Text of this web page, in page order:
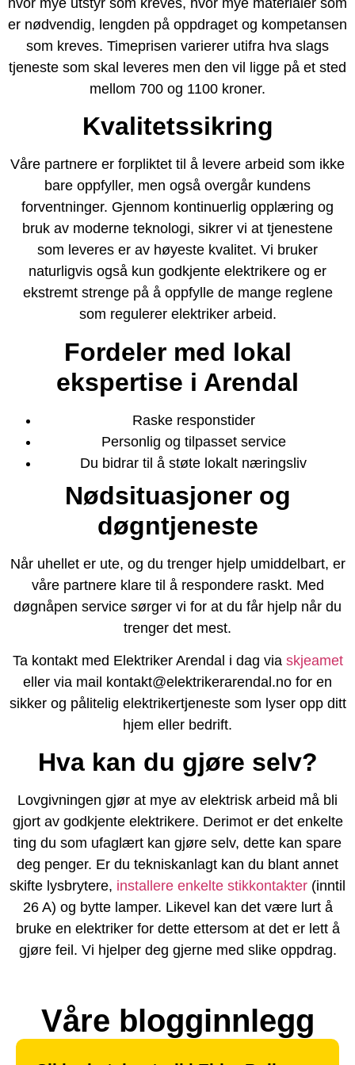
er nødvendig, lengden på oppdraget og kompetansen
som kreves. Timeprisen varierer utifra hva slags
tjeneste som skal leveres men den vil ligge på et sted
mellom 700 og 1100 kroner.
Kvalitetssikring
Våre partnere er forpliktet til å levere arbeid som ikke
bare oppfyller, men også overgår kundens
forventninger. Gjennom kontinuerlig opplæring og
bruk av moderne teknologi, sikrer vi at tjenestene
som leveres er av høyeste kvalitet. Vi bruker
naturligvis også kun godkjente elektrikere og er
ekstremt strenge på å oppfylle de mange reglene
som regulerer elektriker arbeid.
Fordeler med lokal
ekspertise i Arendal
Raske responstider
Personlig og tilpasset service
Du bidrar til å støte lokalt næringsliv
Nødsituasjoner og
døgntjeneste
Når uhellet er ute, og du trenger hjelp umiddelbart, er
våre partnere klare til å respondere raskt. Med
døgnåpen service sørger vi for at du får hjelp når du
trenger det mest.
Ta kontakt med Elektriker Arendal i dag via skjeamet
eller via mail kontakt@elektrikerarendal.no for en
sikker og pålitelig elektrikertjeneste som lyser opp ditt
hjem eller bedrift.
Hva kan du gjøre selv?
Lovgivningen gjør at mye av elektrisk arbeid må bli
gjort av godkjente elektrikere. Derimot er det enkelte
ting du som ufaglært kan gjøre selv, dette kan spare
deg penger. Er du tekniskanlagt kan du blant annet
skifte lysbrytere, installere enkelte stikkontakter (inntil
26 A) og bytte lamper. Likevel kan det være lurt å
bruke en elektriker for dette ettersom at det er lett å
gjøre feil. Vi hjelper deg gjerne med slike oppdrag.
Våre blogginnlegg